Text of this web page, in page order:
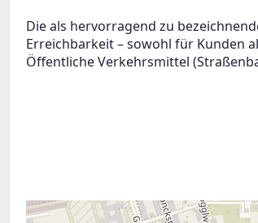
Die als hervorragend zu
Erreichbarkeit – sowohl für Kunden
Öffentliche Verkehrsmittel